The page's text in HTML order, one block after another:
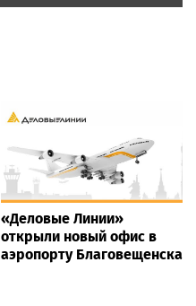
«Деловые Линии»
открыли новый офис в
аэропорту Благовещенска